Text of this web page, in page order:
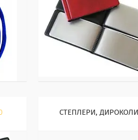
СТЕПЛЕРИ, ДИРОКОЛИ